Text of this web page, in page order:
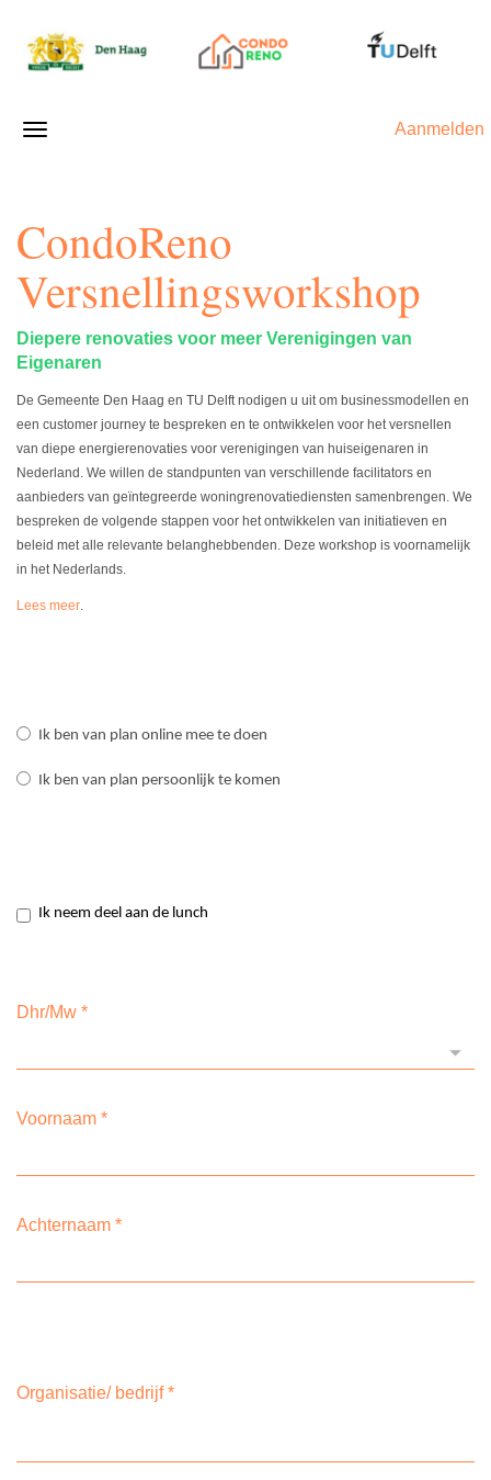
Aanmelden
CondoReno
Versnellingsworkshop
Diepere renovaties voor meer Verenigingen van
Eigenaren
De Gemeente Den Haag en TU Delft nodigen u uit om businessmodellen en
een customer journey te bespreken en te ontwikkelen voor het versnellen
van diepe energierenovaties voor verenigingen van huiseigenaren in
Nederland. We willen de standpunten van verschillende facilitators en
aanbieders van geïntegreerde woningrenovatiediensten samenbrengen. We
bespreken de volgende stappen voor het ontwikkelen van initiatieven en
beleid met alle relevante belanghebbenden. Deze workshop is voornamelijk
in het Nederlands.
Lees meer.
Ik ben van plan online mee te doen
Ik ben van plan persoonlijk te komen
Ik neem deel aan de lunch
Dhr/Mw *
Voornaam *
Achternaam *
Organisatie/ bedrijf*